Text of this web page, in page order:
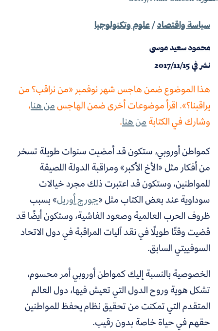
سياسة واقتصاد/ علوم وتكنولوجيا
محمود سعيد موسى
نشر في2017/11/15
هذا الموضوع ضمن هاجس شهر نوفمبر «من نراقب؟ من
يراقبنا؟». اقرأ موضوعات أخرى ضمن الهاجسمن هنا،
وشارك في الكتابةمن هنا.
كمواطن أوروبي، ستكون قد أمضيت سنوات طويلة تسخر
من أفكار مثل «الأخ الأكبر» ومراقبة الدولة اللصيقة
للمواطنين، وستكون قد اعتبرت ذلك مجرد خيالات
سوداوية عند بعض الكتاب مثل «جورج أوريل» بسبب
ظروف الحرب العالمية وصعود الفاشية، وستكون أيضًا قد
قضيت وقتًا طويلًا في نقد آليات المراقبة في دول الاتحاد
السوفييتي السابق.
الخصوصية بالنسبة إليك كمواطن أوروبي أمر محسوم،
تشكل هوية وروح الدول التي تعيش فيها، دول العالم
المتقدم التي تمكنت من تحقيق نظام يحفظ للمواطنين
حقهم في حياة خاصة بدون رقيب.